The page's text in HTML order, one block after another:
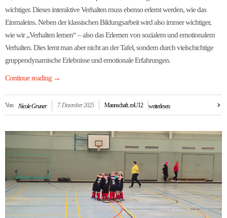
wichtiger. Dieses interaktive Verhalten muss ebenso erlernt werden, wie das
Einmaleins. Neben der klassischen Bildungsarbeit wird also immer wichtiger,
wie wir „Verhalten lernen“ – also das Erlernen von sozialem und emotionalem
Verhalten. Dies lernt man aber nicht an der Tafel, sondern durch vielschichtige
gruppendynamische Erlebnisse und emotionale Erfahrungen.
Continue reading →
Von Nicole Gruner 7. Dezember 2025 Mannschaft,mU12 weiterlesen